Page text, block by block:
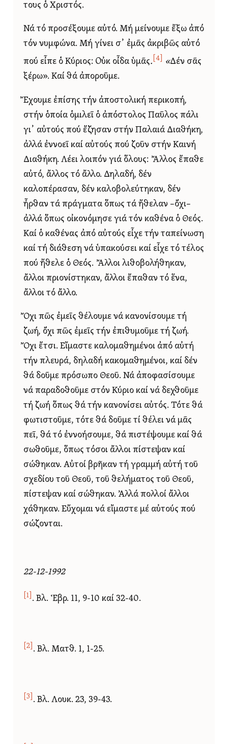
τους ὁ Χριστός.
Νά τό προσέξουμε αὐτό. Μή μείνουμε ἔξω ἀπό
τόν νυμφώνα. Μή γίνει σ᾿ ἐμᾶς ἀκριβῶς αὐτό
πού εἶπε ὁ Κύριος: Οὐκ οἶδα ὑμᾶς. [4] «Δέν σᾶς
ξέρω». Καί θά ἀποροῦμε.
Ἔχουμε ἐπίσης τήν ἀποστολική περικοπή,
στήν ὁποία ὁμιλεῖ ὁ ἀπόστολος Παῦλος πάλι
γι᾿ αὐτούς πού ἔζησαν στήν Παλαιά Διαθήκη,
ἀλλά ἐννοεῖ καί αὐτούς πού ζοῦν στήν Καινή
Διαθήκη. Λέει λοιπόν γιά ὅλους: Ἄλλος ἔπαθε
αὐτό, ἄλλος τό ἄλλο. Δηλαδή, δέν
καλοπέρασαν, δέν καλοβολεύτηκαν, δέν
ἦρθαν τά πράγματα ὅπως τά ἤθελαν –ὄχι–
ἀλλά ὅπως οἰκονόμησε γιά τόν καθένα ὁ Θεός.
Καί ὁ καθένας ἀπό αὐτούς εἶχε τήν ταπείνωση
καί τή διάθεση νά ὑπακούσει καί εἶχε τό τέλος
πού ἤθελε ὁ Θεός. Ἄλλοι λιθοβολήθηκαν,
ἄλλοι πριονίστηκαν, ἄλλοι ἔπαθαν τό ἕνα,
ἄλλοι τό ἄλλο.
Ὄχι πῶς ἐμεῖς θέλουμε νά κανονίσουμε τή
ζωή, ὄχι πῶς ἐμεῖς τήν ἐπιθυμοῦμε τή ζωή.
Ὄχι ἔτσι. Εἴμαστε καλομαθημένοι ἀπό αὐτή
τήν πλευρά, δηλαδή κακομαθημένοι, καί δέν
θά δοῦμε πρόσωπο Θεοῦ. Νά ἀποφασίσουμε
νά παραδοθοῦμε στόν Κύριο καί νά δεχθοῦμε
τή ζωή ὅπως θά τήν κανονίσει αὐτός. Τότε θά
φωτιστοῦμε, τότε θά δοῦμε τί θέλει νά μᾶς
πεῖ, θά τό ἐννοήσουμε, θά πιστέψουμε καί θά
σωθοῦμε, ὅπως τόσοι ἄλλοι πίστεψαν καί
σώθηκαν. Αὐτοί βρῆκαν τή γραμμή αὐτή τοῦ
σχεδίου τοῦ Θεοῦ, τοῦ θελήματος τοῦ Θεοῦ,
πίστεψαν καί σώθηκαν. Ἀλλά πολλοί ἄλλοι
χάθηκαν. Εὔχομαι νά εἴμαστε μέ αὐτούς πού
σώζονται.
22-12-1992
[1] . Βλ. Ἑβρ. 11, 9-10 καί 32-40.
[2] . Βλ. Ματθ. 1, 1-25.
[3] . Βλ. Λουκ. 23, 39-43.